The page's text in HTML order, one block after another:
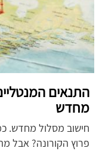
התנאים
מחדש
חישוב מסלול מחדש.
פרוץ הקורונה? אבל